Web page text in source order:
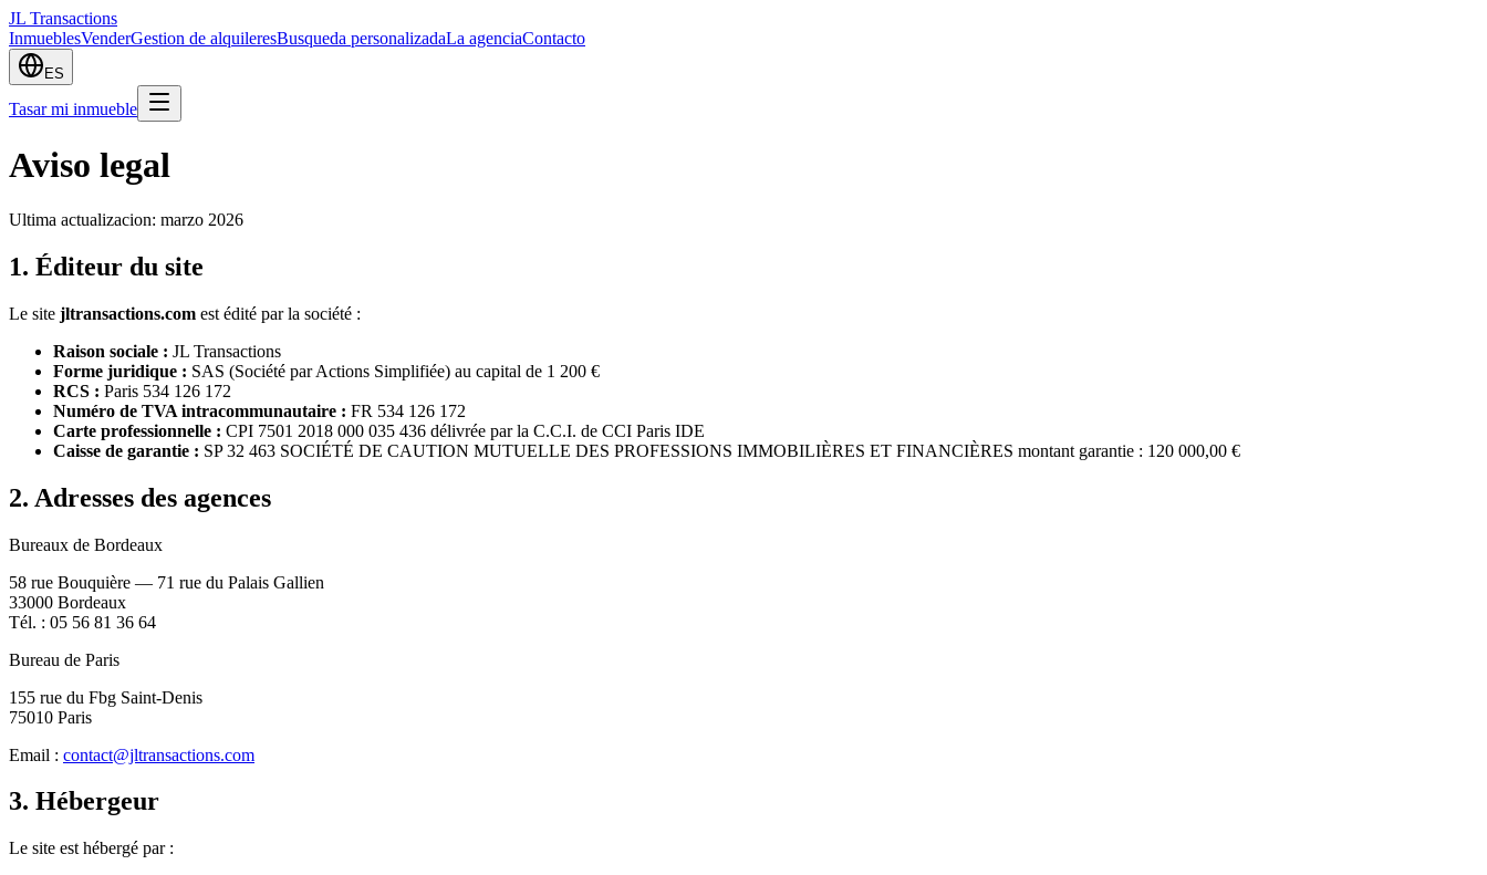
JL Transactions
InmueblesVenderGestion de alquileresBusqueda personalizadaLa agenciaContacto
ES
Tasar mi inmueble
Aviso legal
Ultima actualizacion: marzo 2026
1. Éditeur du site
Le site jltransactions.com est édité par la société :
Raison sociale : JL Transactions
Forme juridique : SAS (Société par Actions Simplifiée) au capital de 1 200 €
RCS : Paris 534 126 172
Numéro de TVA intracommunautaire : FR 534 126 172
Carte professionnelle : CPI 7501 2018 000 035 436 délivrée par la C.C.I. de CCI Paris IDE
Caisse de garantie : SP 32 463 SOCIÉTÉ DE CAUTION MUTUELLE DES PROFESSIONS IMMOBILIÈRES ET FINANCIÈRES montant garantie : 120 000,00 €
2. Adresses des agences
Bureaux de Bordeaux
58 rue Bouquière — 71 rue du Palais Gallien
33000 Bordeaux
Tél. : 05 56 81 36 64
Bureau de Paris
155 rue du Fbg Saint-Denis
75010 Paris
Email : contact@jltransactions.com
3. Hébergeur
Le site est hébergé par :